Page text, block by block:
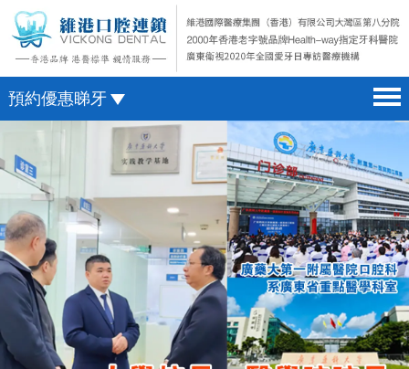
預約優惠睇牙
首頁 home page
醫院簡介 hospital introduction
醫生介紹 doctor introduction
醫療新聞 medical news
種植牙 dental implant
箍牙 orthodontics
收費標準 change standard
微信預約
WhatsApp預約